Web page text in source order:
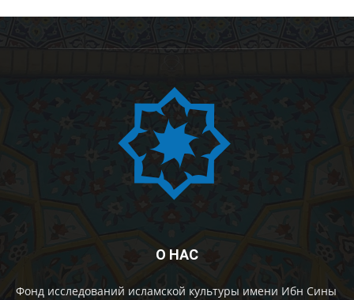
О НАС
Фонд исследований исламской культуры имени Ибн Сины